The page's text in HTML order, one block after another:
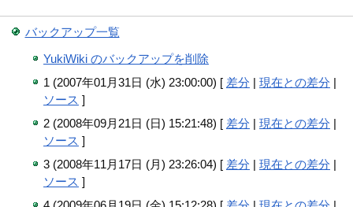
バックアップ一覧
YukiWiki のバックアップを削除
1 (2007年01月31日 (水) 23:00:00) [ 差分 |現在との差分 |
ソース ]
2 (2008年09月21日 (日) 15:21:48) [ 差分 |現在との差分 |
ソース ]
3 (2008年11月17日 (月) 23:26:04) [ 差分 |現在との差分 |
ソース ]